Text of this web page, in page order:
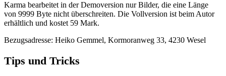
Karma bearbeitet in der Demoversion nur Bilder, die eine Länge
von 9999 Byte nicht überschreiten. Die Vollversion ist beim Autor
erhältlich und kostet 59 Mark.
Bezugsadresse: Heiko Gemmel, Kormoranweg 33, 4230 Wesel
Tips und Tricks